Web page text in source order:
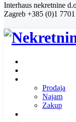
Interhaus nekretnine
Zagreb +385 (0)1
Prodaja
Najam
Zakup